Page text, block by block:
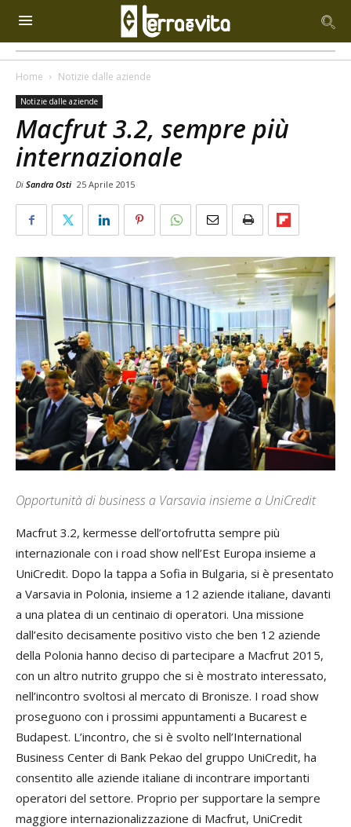
Home Notizie dalle aziende
Notizie dalle aziende
Macfrut 3.2, sempre più
internazionale
Di Sandra Osti 25 Aprile 2015
Opportunità di business a Varsavia insieme a UniCredit
Macfrut 3.2, kermesse dell’ortofrutta sempre più
internazionale con i road show nell’Est Europa insieme a
UniCredit. Dopo la tappa a Sofia in Bulgaria, si è presentato
a Varsavia in Polonia, insieme a 12 aziende italiane, davanti
a una platea di un centinaio di operatori. Una missione
dall’esito decisamente positivo visto che ben 12 aziende
della Polonia hanno deciso di partecipare a Macfrut 2015,
con un altro nutrito gruppo che si è mostrato interessato,
nell’incontro svoltosi al mercato di Bronisze. I road show
proseguono con i prossimi appuntamenti a Bucarest e
Budapest. L’incontro, che si è svolto nell’International
Business Center di Bank Pekao del gruppo UniCredit, ha
consentito alle aziende italiane di incontrare importanti
operatori del settore. Proprio per supportare la sempre
maggiore internazionalizzazione di Macfrut, UniCredit